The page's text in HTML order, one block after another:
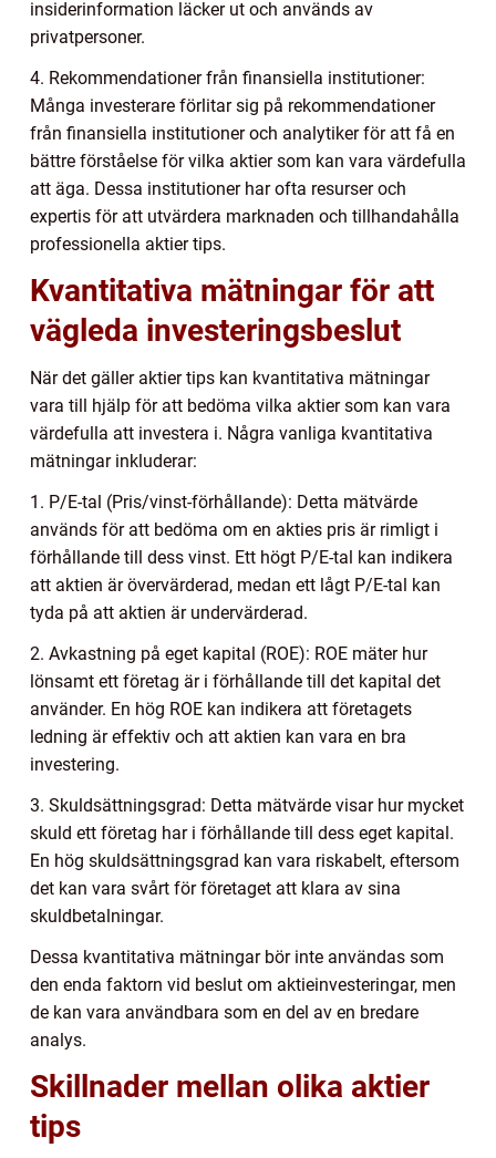
insiderinformation läcker ut och används av
privatpersoner.
4. Rekommendationer från finansiella institutioner:
Många investerare förlitar sig på rekommendationer
från finansiella institutioner och analytiker för att få en
bättre förståelse för vilka aktier som kan vara värdefulla
att äga. Dessa institutioner har ofta resurser och
expertis för att utvärdera marknaden och tillhandahålla
professionella aktier tips.
Kvantitativa mätningar för att
vägleda investeringsbeslut
När det gäller aktier tips kan kvantitativa mätningar
vara till hjälp för att bedöma vilka aktier som kan vara
värdefulla att investera i. Några vanliga kvantitativa
mätningar inkluderar:
1. P/E-tal (Pris/vinst-förhållande): Detta mätvärde
används för att bedöma om en akties pris är rimligt i
förhållande till dess vinst. Ett högt P/E-tal kan indikera
att aktien är övervärderad, medan ett lågt P/E-tal kan
tyda på att aktien är undervärderad.
2. Avkastning på eget kapital (ROE): ROE mäter hur
lönsamt ett företag är i förhållande till det kapital det
använder. En hög ROE kan indikera att företagets
ledning är effektiv och att aktien kan vara en bra
investering.
3. Skuldsättningsgrad: Detta mätvärde visar hur mycket
skuld ett företag har i förhållande till dess eget kapital.
En hög skuldsättningsgrad kan vara riskabelt, eftersom
det kan vara svårt för företaget att klara av sina
skuldbetalningar.
Dessa kvantitativa mätningar bör inte användas som
den enda faktorn vid beslut om aktieinvesteringar, men
de kan vara användbara som en del av en bredare
analys.
Skillnader mellan olika aktier
tips